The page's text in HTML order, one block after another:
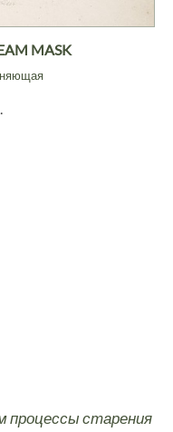
MASK
процессы старения